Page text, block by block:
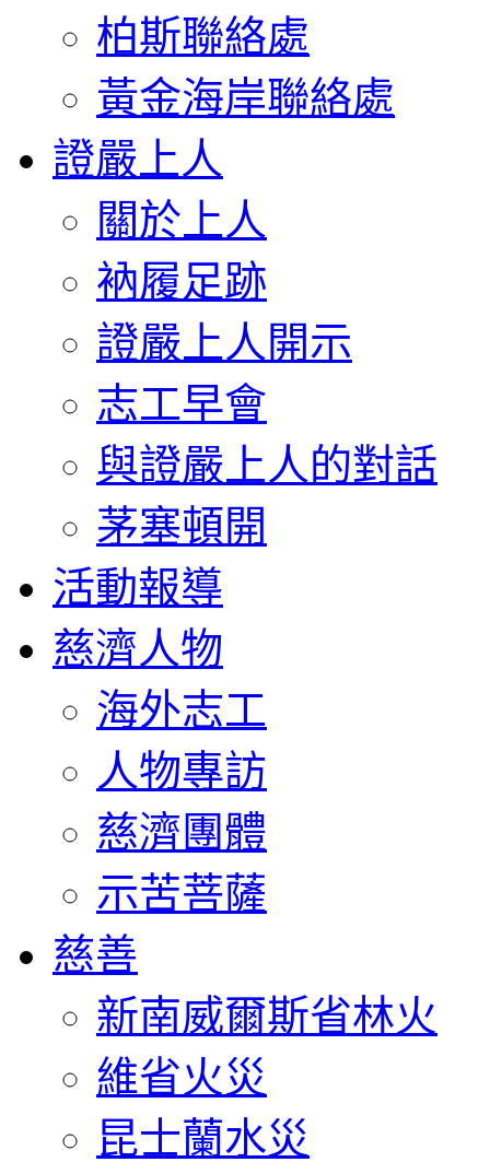
柏斯聯絡處
黃金海岸聯絡處
證嚴上人
關於上人
衲履足跡
證嚴上人開示
志工早會
與證嚴上人的對話
茅塞頓開
活動報導
慈濟人物
海外志工
人物專訪
慈濟團體
示苦菩薩
慈善
新南威爾斯省林火
維省火災
昆士蘭水災